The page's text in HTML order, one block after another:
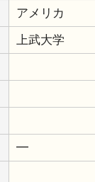
アメリカ
上武大学
━